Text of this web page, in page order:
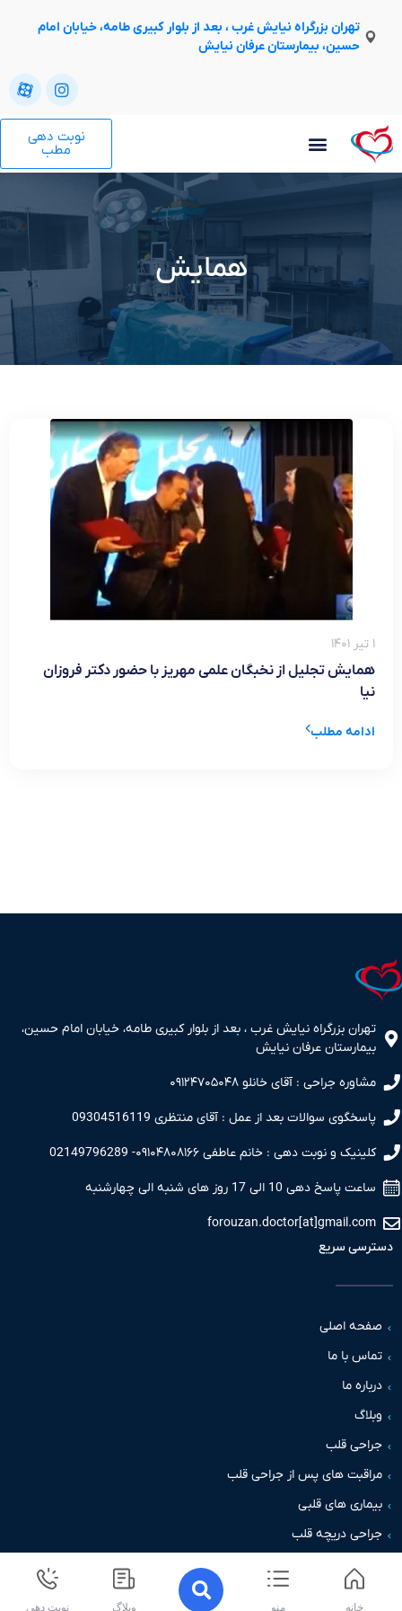
تهران بزرگراه نیایش غرب ، بعد از بلوار کبیری طامه، خیابان امام
حسین، بیمارستان عرفان نیایش
نوبت دهی
مطب
همایش
۱ تیر ۱۴۰۱
همایش تجلیل از نخبگان علمی مهریز با حضور دکتر فروزان
نیا
ادامه مطلب
تهران بزرگراه نیایش غرب ، بعد از بلوار کبیری طامه، خیابان امام حسین،
بیمارستان عرفان نیایش
مشاوره جراحی : آقای خانلو ۰۹۱۲۴۷۰۵۰۴۸
پاسخگوی سوالات بعد از عمل : آقای منتظری 09304516119
کلینیک و نوبت دهی : خانم عاطفی ۰۹۱۰۴۸۰۸۱۶۶- 02149796289
ساعت پاسخ دهی 10 الی 17 روز های شنبه الی چهارشنبه
forouzan.doctor[at]gmail.com
دسترسی سریع
صفحه اصلی
تماس با ما
درباره ما
وبلاگ
جراحی قلب
مراقبت های پس از جراحی قلب
بیماری های قلبی
جراحی دریچه قلب
خانه منو وبلاگ نوبت دهی